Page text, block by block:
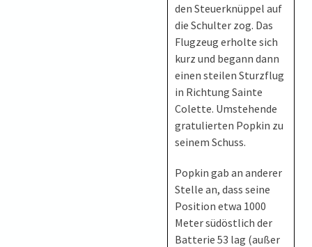
den Steuerknüppel auf
die Schulter zog. Das
Flugzeug erholte sich
kurz und begann dann
einen steilen Sturzflug
in Richtung Sainte
Colette. Umstehende
gratulierten Popkin zu
seinem Schuss.
Popkin gab an anderer
Stelle an, dass seine
Position etwa 1000
Meter südöstlich der
Batterie 53 lag (außer